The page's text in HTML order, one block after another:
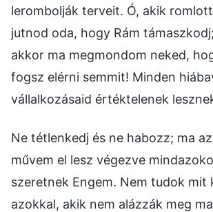
lerombolják terveit. Ó, akik
jutnod oda, hogy Rám
akkor ma megmondom neked,
fogsz elérni semmit! Minden
vállalkozásaid értéktelenek
Ne tétlenkedj és ne habozz; ma
művem el lesz végezve
szeretnek Engem. Nem tudok mit
azokkal, akik nem alázzák meg